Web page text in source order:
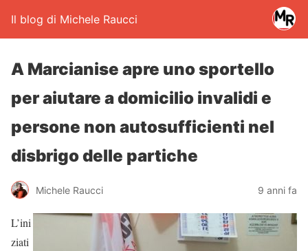
Il blog di Michele Raucci
A Marcianise apre uno sportello
per aiutare a domicilio invalidi e
persone non autosufficienti nel
disbrigo delle partiche
Michele Raucci 9 anni fa
L’ini
ziati